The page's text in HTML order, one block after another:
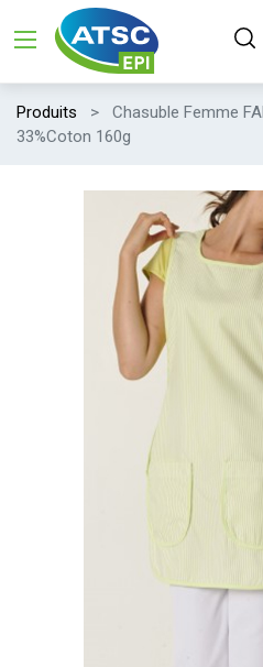
Produits
Chasuble Femme
33%Coton 160g